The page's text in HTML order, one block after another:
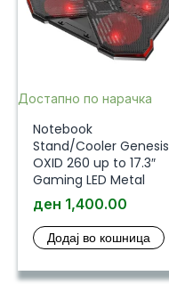
Достапно по нарачка
Notebook
Stand/Cooler Genesis
OXID 260 up to 17.3″
Gaming LED Metal
ден 1,400.00
Додај во кошница